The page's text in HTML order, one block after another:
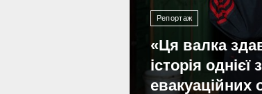
Репортаж
«Ця валка
історія
евакуаційних